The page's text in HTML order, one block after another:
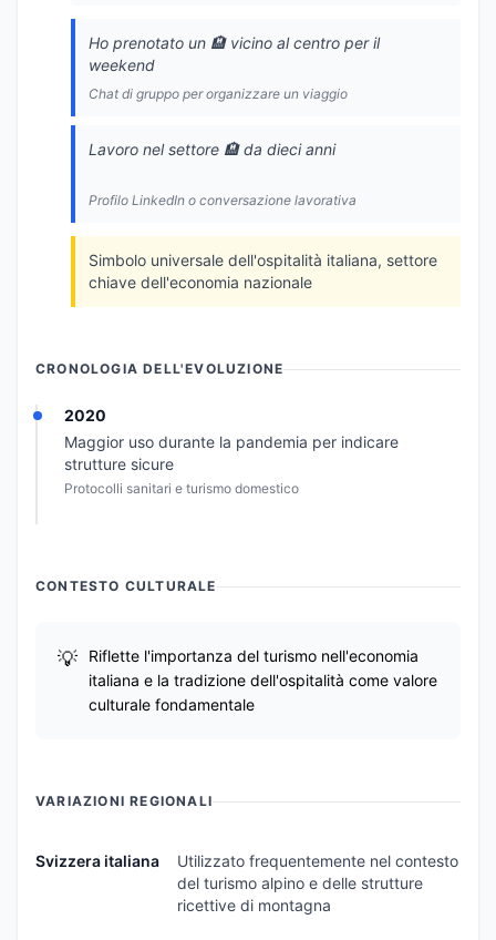
Ho prenotato un 🏨 vicino al centro per il
weekend
Chat di gruppo per organizzare un viaggio
Lavoro nel settore 🏨 da dieci anni
Profilo LinkedIn o conversazione lavorativa
Simbolo universale dell'ospitalità italiana, settore
chiave dell'economia nazionale
CRONOLOGIA DELL'EVOLUZIONE
2020
Maggior uso durante la pandemia per indicare
strutture sicure
Protocolli sanitari e turismo domestico
CONTESTO CULTURALE
Riflette l'importanza del turismo nell'economia
italiana e la tradizione dell'ospitalità come valore
culturale fondamentale
VARIAZIONI REGIONALI
Svizzera italiana
Utilizzato frequentemente nel contesto
del turismo alpino e delle strutture
ricettive di montagna